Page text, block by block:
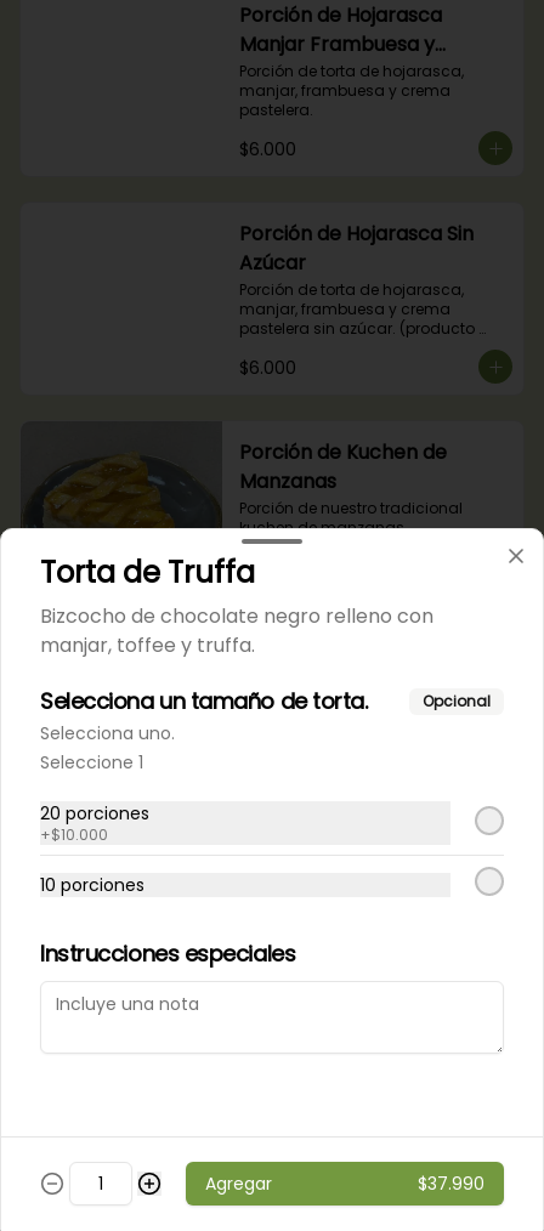
Porción de Hojarasca
Manjar Frambuesa y
Crema Pastelera
Porción de torta de hojarasca,
manjar, frambuesa y crema
pastelera.
$6.000
Porción de Hojarasca Sin
Azúcar
Porción de torta de hojarasca,
manjar, frambuesa y crema
pastelera sin azúcar. (producto
$6.000
Porción de Kuchen de
Manzanas
Porción de nuestro tradicional
kuchen de manzanas.
$6.000
Porción de nuestro tradicional
Porción de Torta Hojarasca
Capas de hojarasca rellenas con
manjar, plátano y crema de
vainilla.
Alfajores
Masa de chocolate rellena con
Torta de Truffa
Bizcocho de chocolate negro relleno con
manjar, toffee y truffa.
Selecciona un tamaño de torta. Opcional
Selecciona uno.
Seleccione 1
20 porciones
+$10.000
10 porciones
Instrucciones especiales
Agregar $37.990